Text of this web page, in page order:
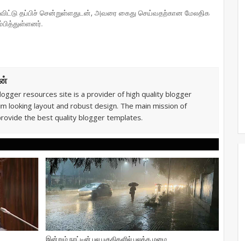
தப்பிச் சென்றுள்ளதுடன், அவரை கைது செய்வதற்கான மேலதிக
resources site is a provider of high quality blogger
looking layout and robust design. The main mission of
the best quality blogger templates.
இன்றும் நாட்டின் பல பகுதிகளில் பலத்த மழை